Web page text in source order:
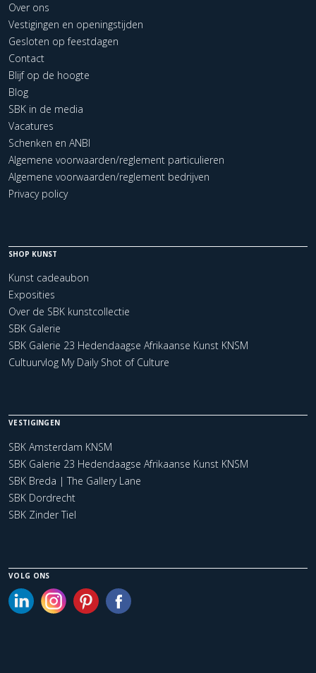
Over ons
Vestigingen en openingstijden
Gesloten op feestdagen
Contact
Blijf op de hoogte
Blog
SBK in de media
Vacatures
Schenken en ANBI
Algemene voorwaarden/reglement particulieren
Algemene voorwaarden/reglement bedrijven
Privacy policy
SHOP KUNST
Kunst cadeaubon
Exposities
Over de SBK kunstcollectie
SBK Galerie
SBK Galerie 23 Hedendaagse Afrikaanse Kunst KNSM
Cultuurvlog My Daily Shot of Culture
VESTIGINGEN
SBK Amsterdam KNSM
SBK Galerie 23 Hedendaagse Afrikaanse Kunst KNSM
SBK Breda | The Gallery Lane
SBK Dordrecht
SBK Zinder Tiel
VOLG ONS